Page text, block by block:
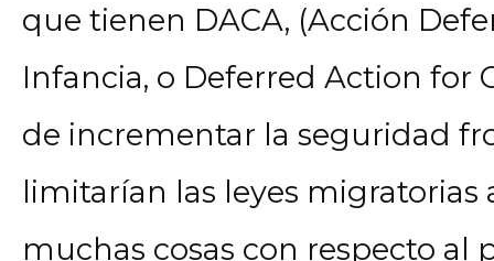
que tienen DACA, (Acción
Infancia, o Deferred Action for
de incrementar la seguridad
limitarían las leyes migratorias
muchas cosas con respecto al